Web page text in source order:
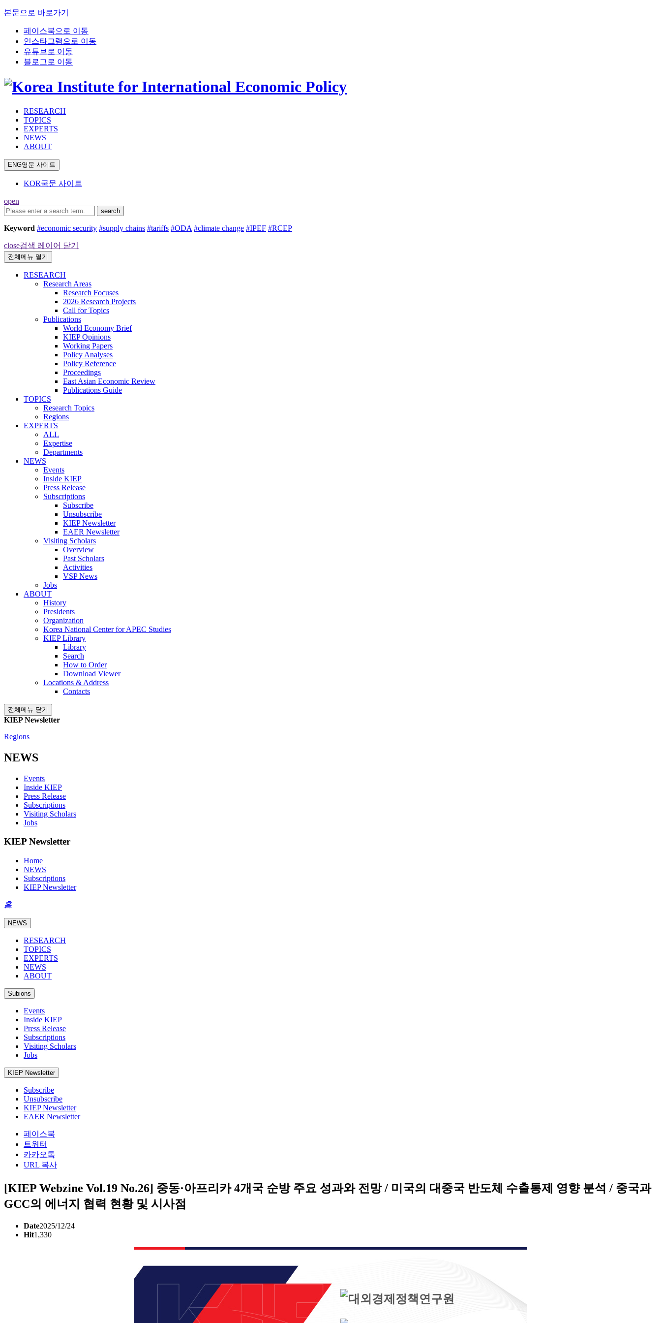
본문으로 바로가기
페이스북으로 이동
인스타그램으로 이동
유튜브로 이동
블로그로 이동
RESEARCH
TOPICS
EXPERTS
NEWS
ABOUT
ENG영문 사이트
KOR국문 사이트
open
search
Keyword #economic security #supply chains #tariffs #ODA #climate change #IPEF #RCEP
close검색 레이어 닫기
전체메뉴 열기
RESEARCH
Research Areas
Research Focuses
2026 Research Projects
Call for Topics
Publications
World Economy Brief
KIEP Opinions
Working Papers
Policy Analyses
Policy Reference
Proceedings
East Asian Economic Review
Publications Guide
TOPICS
Research Topics
Regions
EXPERTS
ALL
Expertise
Departments
NEWS
Events
Inside KIEP
Press Release
Subscriptions
Subscribe
Unsubscribe
KIEP Newsletter
EAER Newsletter
Visiting Scholars
Overview
Past Scholars
Activities
VSP News
Jobs
ABOUT
History
Presidents
Organization
Korea National Center for APEC Studies
KIEP Library
Library
Search
How to Order
Download Viewer
Locations & Address
Contacts
전체메뉴 닫기
KIEP Newsletter
Regions
NEWS
Events
Inside KIEP
Press Release
Subscriptions
Visiting Scholars
Jobs
KIEP Newsletter
Home
NEWS
Subscriptions
KIEP Newsletter
홈
NEWS
RESEARCH
TOPICS
EXPERTS
NEWS
ABOUT
Subions
Events
Inside KIEP
Press Release
Subscriptions
Visiting Scholars
Jobs
KIEP Newsletter
Subscribe
Unsubscribe
KIEP Newsletter
EAER Newsletter
페이스북
트위터
카카오톡
URL 복사
[KIEP Webzine Vol.19 No.26] 중동·아프리카 4개국 순방 주요 성과와 전망 / 미국의 대중국 반도체 수출통제 영향 분석 / 중국과
GCC의 에너지 협력 현황 및 시사점
Date2025/12/24
Hit1,330